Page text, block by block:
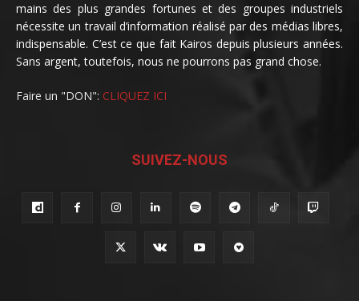
mains des plus grandes fortunes et des groupes industriels
nécessite un travail d’information réalisé par des médias libres,
indispensable. C’est ce que fait Kairos depuis plusieurs années.
Sans argent, toutefois, nous ne pourrons pas grand chose.
Faire un "DON": CLIQUEZ ICI
SUIVEZ-NOUS